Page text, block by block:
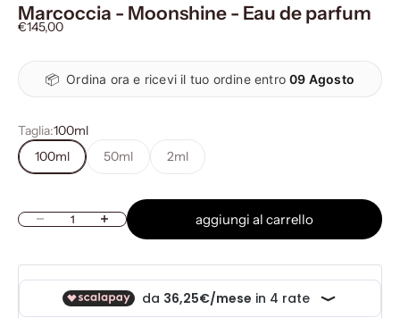
Marcoccia - Moonshine - Eau de parfum
Prezzo scontato
€145,00
📦 Ordina ora e ricevi il tuo ordine entro09 Agosto
Taglia:100ml
100ml
50ml 2ml
Diminuisci quantitàAumenta quantità aggiungi al carrello